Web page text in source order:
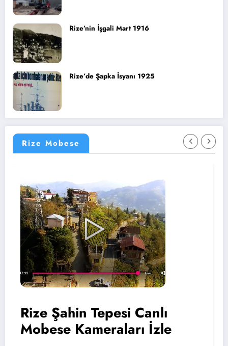
Rize’nin İşgali Mart 1916
Rize’de Şapka İsyanı 1925
Rize Mobese
Rize Şahin Tepesi Canlı
Mobese Kameraları İzle